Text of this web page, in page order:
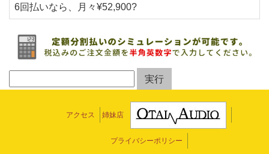
6回払いなら、月々¥52,900?
アクセス 姉妹店
プライバシーポリシー